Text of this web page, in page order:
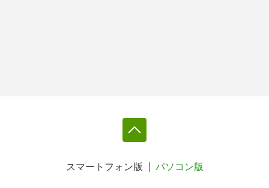
スマートフォン版 パソコン版